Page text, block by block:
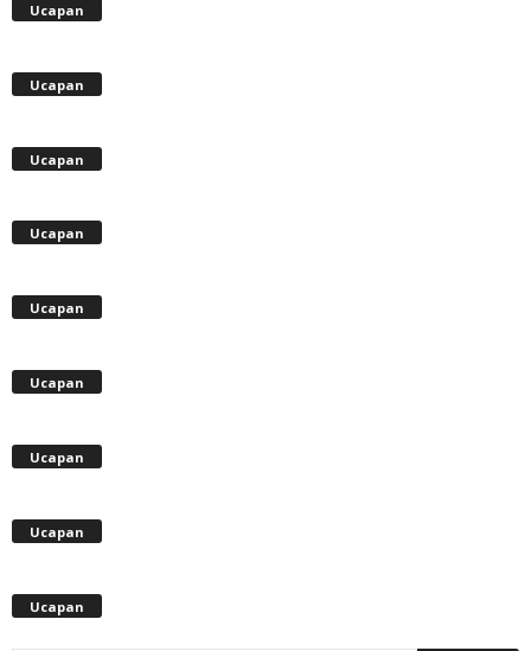
Ucapan
Ucapan
Ucapan
Ucapan
Ucapan
Ucapan
Ucapan
Ucapan
Ucapan